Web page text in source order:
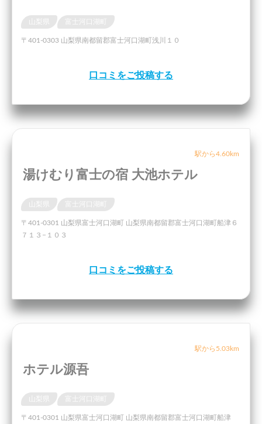
山梨県
〒401-0303 山梨県南都留郡富士河口湖町浅川１０
口コミをご投稿する
駅から4.60km
湯けむり富士の宿 大池ホテル
山梨県
〒401-0301 山梨県富士河口湖町 山梨県南都留郡富士河口湖町船津６
７１３−１０３
口コミをご投稿する
駅から5.03km
ホテル源吾
山梨県
〒401-0301 山梨県富士河口湖町 山梨県南都留郡富士河口湖町船津